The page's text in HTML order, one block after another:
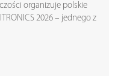
organizuje polskie
2026 – jednego z